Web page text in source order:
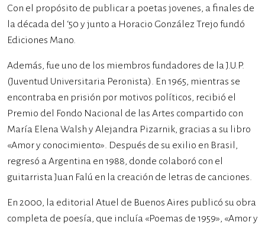
Con el propósito de publicar a poetas jovenes, a finales de
la década del ‘50 y junto a Horacio González Trejo fundó
Ediciones Mano.
Además, fue uno de los miembros fundadores de la J.U.P.
(Juventud Universitaria Peronista). En 1965, mientras se
encontraba en prisión por motivos políticos, recibió el
Premio del Fondo Nacional de las Artes compartido con
María Elena Walsh y Alejandra Pizarnik, gracias a su libro
«Amor y conocimiento». Después de su exilio en Brasil,
regresó a Argentina en 1988, donde colaboró con el
guitarrista Juan Falú en la creación de letras de canciones.
En 2000, la editorial Atuel de Buenos Aires publicó su obra
completa de poesía, que incluía «Poemas de 1959», «Amor y